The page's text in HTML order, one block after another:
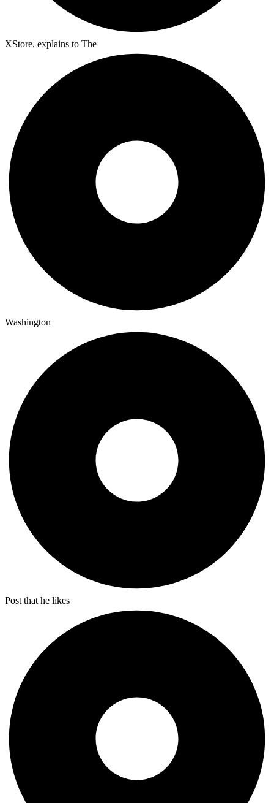
XStore, explains to The
Washington
Post that he likes